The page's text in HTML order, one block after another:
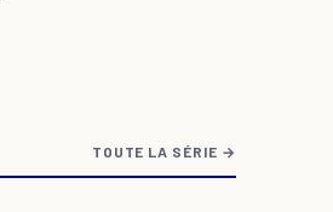
TOUTE LA SÉRIE →